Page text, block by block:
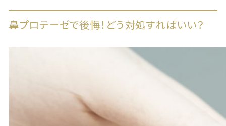
鼻プロテーゼで後悔！どう対処すればいい？